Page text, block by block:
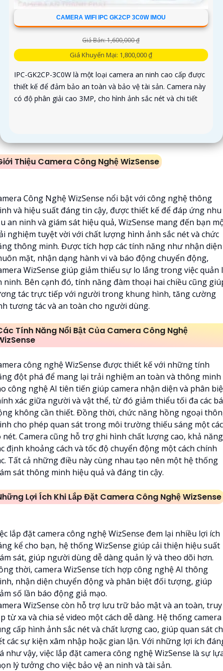
CAMERA WIFI IPC GK2CP 3C0W IMOU
Giá Bán: 1,600,000 ₫
Giá Khuyến Mại: 1,800,000 ₫
IPC-GK2CP-3C0W là một loại camera an ninh cao cấp được
thiết kế để đảm bảo an toàn và bảo vệ tài sản. Camera này
có độ phân giải cao 3MP, cho hình ảnh sắc nét và chi tiết
Thiệu Camera Công Nghệ WizSense
Công Nghệ WizSense nổi bật với công nghệ thông
và hiệu suất đáng tin cậy, được thiết kế để đáp ứng nhu
an ninh và giám sát hiệu quả, WizSense mang đến bạn
nghiệm tuyệt vời với chất lượng hình ảnh sắc nét và chức
thông minh. Được tích hợp các tính năng như nhận diện
mặt, nhận dạng hành vi và báo động chuyển động,
WizSense giúp giảm thiểu sự lo lắng trong việc quản
ninh. Bên cạnh đó, tính năng đàm thoại hai chiều cũng
tác trực tiếp với người trong khung hình, tăng cường
tương tác và an toàn cho người dùng.
Tính Năng Nổi Bật Của Camera Công Nghệ
công nghệ WizSense được thiết kế với những tính
đột phá để mang lại trải nghiệm an toàn và thông minh
công nghệ AI tiên tiến giúp camera nhận diện và phân
xác giữa người và vật thể, từ đó giảm thiểu tối đa các
không cần thiết. Đồng thời, chức năng hồng ngoại
cho phép quan sát trong môi trường thiếu sáng một
nét. Camera cũng hỗ trợ ghi hình chất lượng cao, khả năng
định khoảng cách và tốc độ chuyển động một cách chính
Tất cả những điều này cùng nhau tạo nên một hệ thống
sát thông minh hiệu quả và đáng tin cậy.
Lợi Ích Khi Lắp Đặt Camera Công Nghệ WizSense
lắp đặt camera công nghệ WizSense đem lại nhiều lợi ích
kể cho bạn, hệ thống WizSense giúp cải thiện hiệu suất
sát, giúp người dùng dễ dàng quản lý và theo dõi hơn.
thời, camera WizSense tích hợp công nghệ AI thông
nhận diện chuyển động và phân biệt đối tượng, giúp
số lần báo động giả mạo.
WizSense còn hỗ trợ lưu trữ bảo mật và an toàn, truy
từ xa và chia sẻ video một cách dễ dàng. Hệ thống camera
cấp hình ảnh sắc nét và chất lượng cao, giúp quan sát
các sự kiện xâm nhập hoặc gian lận. Với những lợi ích
như vậy, việc lắp đặt camera công nghệ WizSense là sự
lý tưởng cho việc bảo vệ an ninh và tài sản.